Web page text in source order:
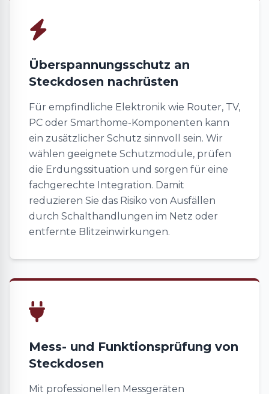
Überspannungsschutz an
Steckdosen nachrüsten
Für empfindliche Elektronik wie Router, TV,
PC oder Smarthome-Komponenten kann
ein zusätzlicher Schutz sinnvoll sein. Wir
wählen geeignete Schutzmodule, prüfen
die Erdungssituation und sorgen für eine
fachgerechte Integration. Damit
reduzieren Sie das Risiko von Ausfällen
durch Schalthandlungen im Netz oder
entfernte Blitzeinwirkungen.
Mess- und Funktionsprüfung von
Steckdosen
Mit professionellen Messgeräten